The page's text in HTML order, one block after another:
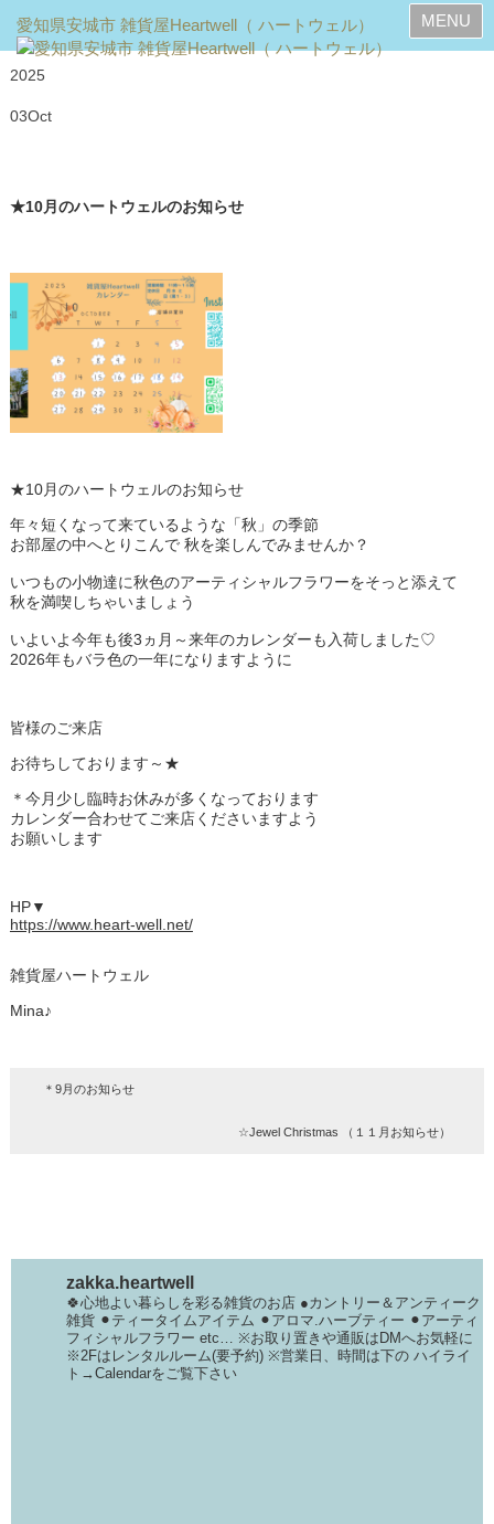
MENU
2025
03Oct
★10月のハートウェルのお知らせ
★10月のハートウェルのお知らせ
年々短くなって来ているような「秋」の季節
お部屋の中へとりこんで 秋を楽しんでみませんか？
いつもの小物達に秋色のアーティシャルフラワーをそっと添えて
秋を満喫しちゃいましょう
いよいよ今年も後3ヵ月～来年のカレンダーも入荷しました♡
2026年もバラ色の一年になりますように
皆様のご来店
お待ちしております～★
＊今月少し臨時お休みが多くなっております
カレンダー合わせてご来店くださいますよう
お願いします
HP▼
https://www.heart-well.net/
雑貨屋ハートウェル
Mina♪
＊9月のお知らせ
☆Jewel Christmas （１１月お知らせ）
zakka.heartwell
🍀心地よい暮らしを彩る雑貨のお店 ●カントリー＆アンティーク
雑貨 ⚫︎ティータイムアイテム ⚫︎アロマ.ハーブティー ⚫︎アーティ
フィシャルフラワー etc… ※お取り置きや通販はDMへお気軽に
※2Fはレンタルルーム(要予約) ※営業日、時間は下の ハイライ
ト→Calendarをご覧下さい